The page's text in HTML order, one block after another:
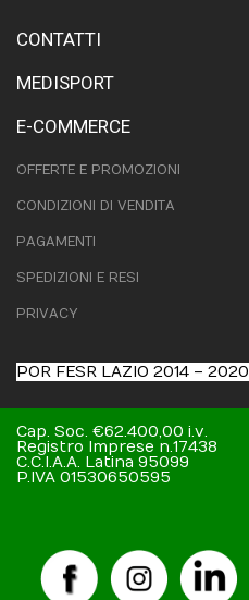
CONTATTI
MEDISPORT
E-COMMERCE
OFFERTE E PROMOZIONI
CONDIZIONI DI VENDITA
PAGAMENTI
SPEDIZIONI E RESI
PRIVACY
POR FESR LAZIO 2014 – 2020
Cap. Soc. €62.400,00 i.v.
Registro Imprese n.17438
C.C.I.A.A. Latina 95099
P.IVA 01530650595